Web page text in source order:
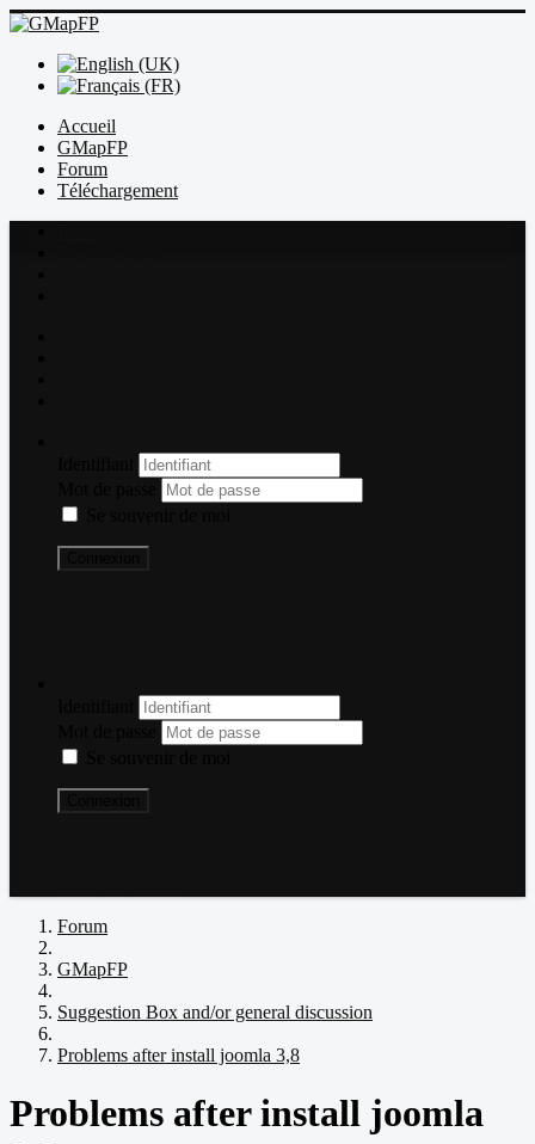
Accueil
GMapFP
Forum
Téléchargement
Forum
GMapFP
Suggestion Box and/or general discussion
Problems after install joomla 3,8
Problems after install joomla